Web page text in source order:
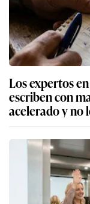
Los expertos
escriben con
acelerado y no